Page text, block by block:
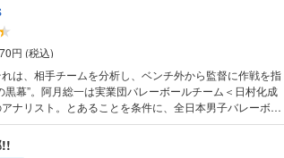
円 (税込)
は、相手チームを分析し、ベンチ外から監督に作戦を指
黒幕”。阿月総一は実業団バレーボールチーム＜日村化成
ナリスト。とあることを条件に、全日本男子バレーボー
される。それは、万年地区予選1回戦敗退の私立中学校
国制覇させることだった！